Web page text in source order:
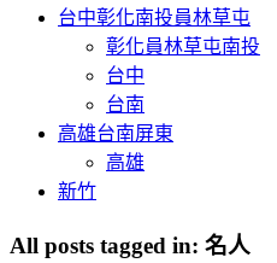
台中彰化南投員林草屯
彰化員林草屯南投
台中
台南
高雄台南屏東
高雄
新竹
All posts tagged in: 名人